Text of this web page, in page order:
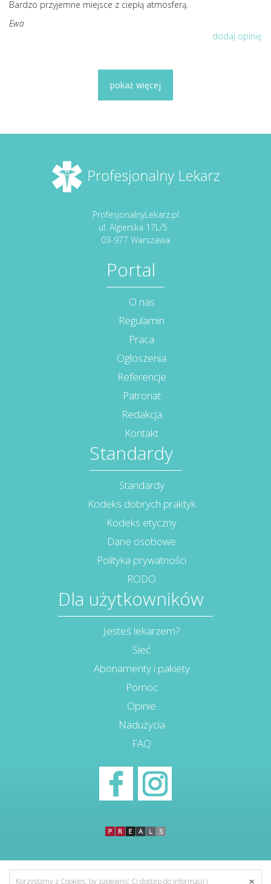
Bardzo przyjemne miejsce z ciepłą atmosferą.
Ewa
dodaj opinię
pokaż więcej
ProfesjonalnyLekarz.pl
ul. Algierska 17L/5
03-977 Warszawa
Portal
O nas
Regulamin
Praca
Ogłoszenia
Referencje
Patronat
Redakcja
Kontakt
Standardy
Standardy
Kodeks dobrych praktyk
Kodeks etyczny
Dane osobowe
Polityka prywatności
RODO
Dla użytkowników
Jesteś lekarzem?
Sieć
Abonamenty i pakiety
Pomoc
Opinie
Nadużycia
FAQ
Korzystamy z Cookies, by zapewnić Ci dostęp do informacji i